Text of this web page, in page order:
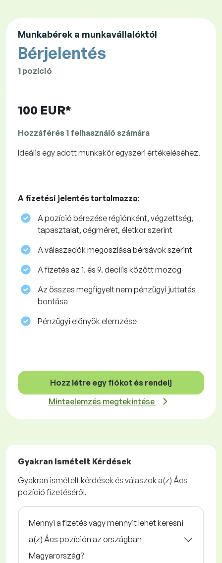
Munkabérek a munkavállalóktól
Bérjelentés
1 pozíció
100 EUR*
Hozzáférés 1 felhasználó számára
Ideális egy adott munkakör egyszeri értékeléséhez.
A fizetési jelentés tartalmazza:
A pozíció bérezése régiónként, végzettség,
tapasztalat, cégméret, életkor szerint
A válaszadók megoszlása ​​bérsávok szerint
A fizetés az 1. és 9. decilis között mozog
Az összes megfigyelt nem pénzügyi juttatás
bontása
Pénzügyi előnyök elemzése
Hozz létre egy fiókot és rendelj
Mintaelemzés megtekintése
Gyakran Ismételt Kérdések
Gyakran ismételt kérdések és válaszok a(z) Ács
pozíció fizetéséről.
Mennyi a fizetés vagy mennyit lehet keresni
a(z) Ács pozíción az országban
Magyarország?